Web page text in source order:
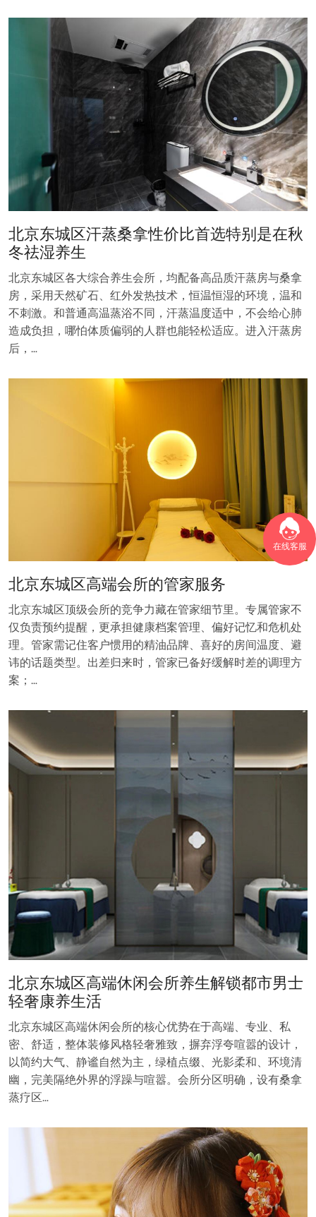
在线客服
北京东城区汗蒸桑拿性价比首选特别是在秋
冬祛湿养生
北京东城区各大综合养生会所，均配备高品质汗蒸房与桑拿
房，采用天然矿石、红外发热技术，恒温恒湿的环境，温和
不刺激。和普通高温蒸浴不同，汗蒸温度适中，不会给心肺
造成负担，哪怕体质偏弱的人群也能轻松适应。进入汗蒸房
后，…
北京东城区高端会所的管家服务
北京东城区顶级会所的竞争力藏在管家细节里。专属管家不
仅负责预约提醒，更承担健康档案管理、偏好记忆和危机处
理。管家需记住客户惯用的精油品牌、喜好的房间温度、避
讳的话题类型。出差归来时，管家已备好缓解时差的调理方
案；…
北京东城区高端休闲会所养生解锁都市男士
轻奢康养生活
北京东城区高端休闲会所的核心优势在于高端、专业、私
密、舒适，整体装修风格轻奢雅致，摒弃浮夸喧嚣的设计，
以简约大气、静谧自然为主，绿植点缀、光影柔和、环境清
幽，完美隔绝外界的浮躁与喧嚣。会所分区明确，设有桑拿
蒸疗区…